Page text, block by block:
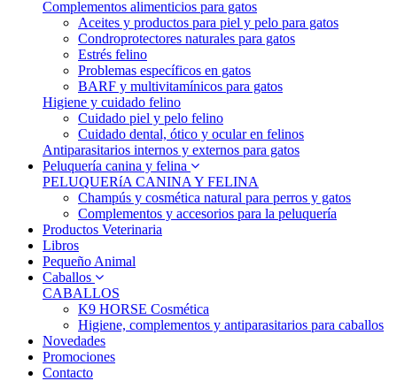
Complementos alimenticios para gatos
Aceites y productos para piel y pelo para gatos
Condroprotectores naturales para gatos
Estrés felino
Problemas específicos en gatos
BARF y multivitamínicos para gatos
Higiene y cuidado felino
Cuidado piel y pelo felino
Cuidado dental, ótico y ocular en felinos
Antiparasitarios internos y externos para gatos
Peluquería canina y felina
PELUQUERíA CANINA Y FELINA
Champús y cosmética natural para perros y gatos
Complementos y accesorios para la peluquería
Productos Veterinaria
Libros
Pequeño Animal
Caballos
CABALLOS
K9 HORSE Cosmética
Higiene, complementos y antiparasitarios para caballos
Novedades
Promociones
Contacto